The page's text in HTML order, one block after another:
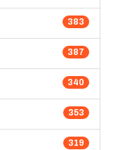
383
387
340
353
319